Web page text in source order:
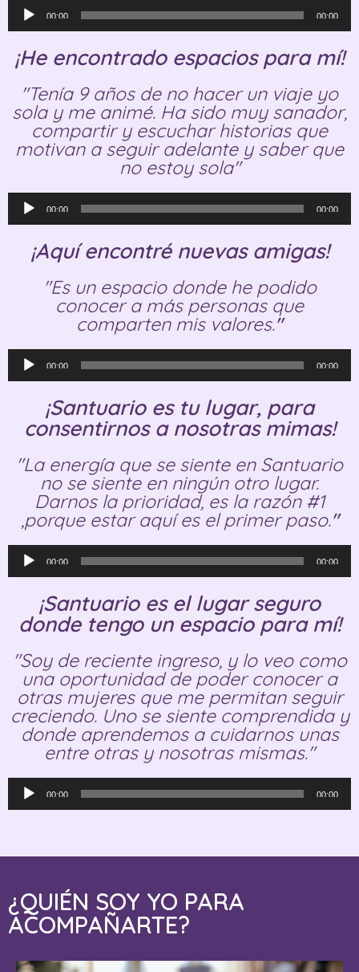
Reproductor
audio
00:00 00:00
¡He encontrado espacios para mí!
"Tenía 9 años de no hacer un viaje yo
sola y me animé. Ha sido muy sanador,
compartir y escuchar historias que
motivan a seguir adelante y saber que
no estoy sola"
Reproductor
00:00 00:00
¡Aquí encontré nuevas amigas!
"Es un espacio donde he podido
conocer a más personas que
comparten mis valores."
Reproductor
00:00 00:00
¡Santuario es tu lugar, para
consentirnos a nosotras mimas!
"La energía que se siente en Santuario
no se siente en ningún otro lugar.
Darnos la prioridad, es la razón #1
,porque estar aquí es el primer paso."
Reproductor
00:00 00:00
¡Santuario es el lugar seguro
donde tengo un espacio para mí!
"Soy de reciente ingreso, y lo veo como
una oportunidad de poder conocer a
otras mujeres que me permitan seguir
creciendo. Uno se siente comprendida y
donde aprendemos a cuidarnos unas
entre otras y nosotras mismas."
Reproductor
00:00 00:00
¿QUIÉN SOY YO PARA
ACOMPAÑARTE?